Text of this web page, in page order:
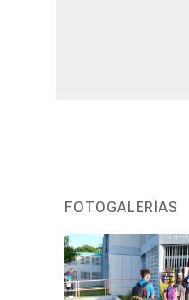
FOTOGALERÍAS